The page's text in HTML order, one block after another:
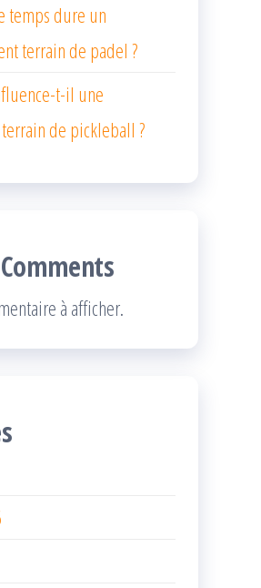
temps dure un
terrain de padel ?
t-il une
de pickleball ?
à afficher.